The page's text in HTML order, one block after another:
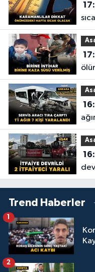
Trend Haberler
1
2